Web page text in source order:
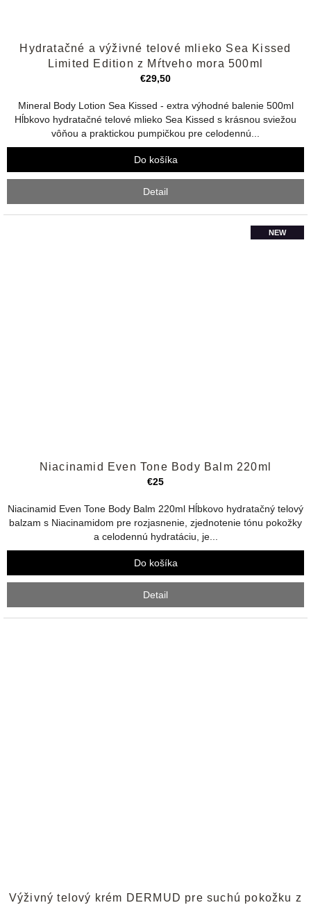
hodnotenie
produktu
je
z
5
hviezdičiek.
Hydratačné a výživné telové mlieko Sea Kissed
Limited Edition z Mŕtveho mora 500ml
€29,50
Mineral Body Lotion Sea Kissed - extra výhodné balenie 500ml
Hĺbkovo hydratačné telové mlieko Sea Kissed s krásnou sviežou
vôňou a praktickou pumpičkou pre celodennú...
Do košíka
Detail
NEW
hodnotenie
produktu
5,0
z
5
hviezdičiek.
Niacinamid Even Tone Body Balm 220ml
€25
Niacinamid Even Tone Body Balm 220ml Hĺbkovo hydratačný telový
balzam s Niacinamidom pre rozjasnenie, zjednotenie tónu pokožky
a celodennú hydratáciu, je...
Do košíka
Detail
hodnotenie
Výživný telový krém DERMUD pre suchú pokožku z